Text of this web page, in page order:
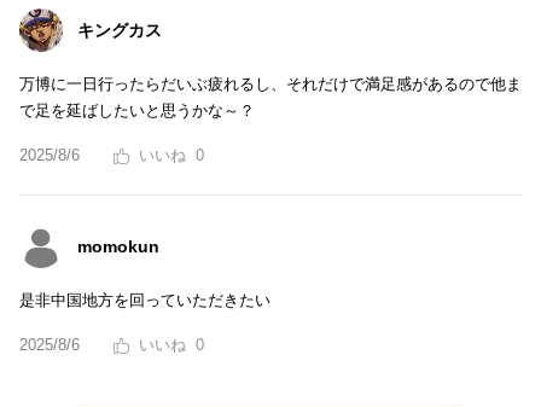
キングカス
万博に一日行ったらだいぶ疲れるし、それだけで満足感があるので他ま
で足を延ばしたいと思うかな～？
2025/8/6 0
momokun
是非中国地方を回っていただきたい
2025/8/6 0